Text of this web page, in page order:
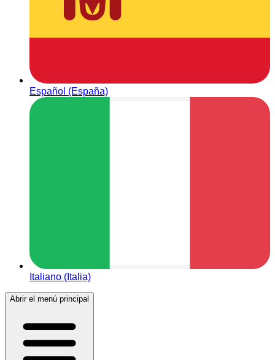
Español (España)
Italiano (Italia)
Abrir el menú principal